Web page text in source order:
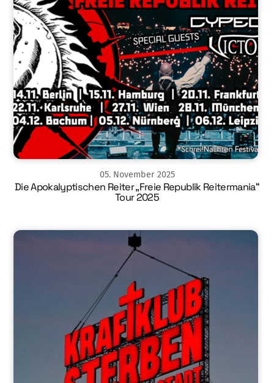
05. November 2025
Die Apokalyptischen Reiter „Freie Republik Reitermania“
Tour 2025